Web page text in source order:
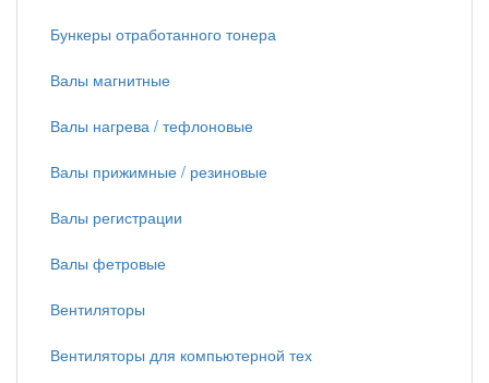
Бункеры отработанного тонера
Валы магнитные
Валы нагрева / тефлоновые
Валы прижимные / резиновые
Валы регистрации
Валы фетровые
Вентиляторы
Вентиляторы для компьютерной тех